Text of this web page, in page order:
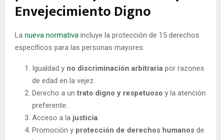
Envejecimiento Digno
La nueva normativa incluye la protección de 15 derechos
específicos para las personas mayores:
Igualdad y no discriminación arbitraria por razones
de edad en la vejez.
Derecho a un trato digno y respetuoso y la atención
preferente.
Acceso a la justicia.
Promoción y protección de derechos humanos de